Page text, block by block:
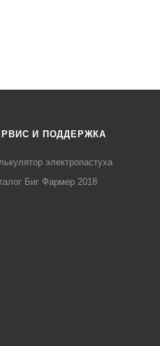
И ПОДДЕРЖКА
электропастуха
Биг Фармер 2018